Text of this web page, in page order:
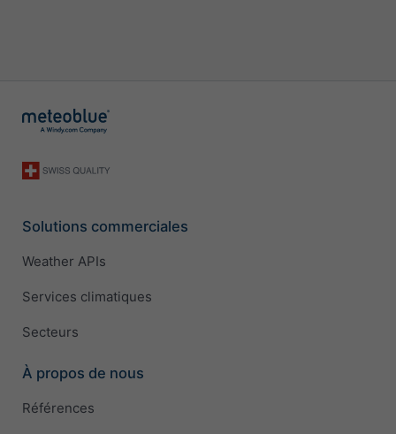
Solutions commerciales
Weather APIs
Services climatiques
Secteurs
À propos de nous
Références